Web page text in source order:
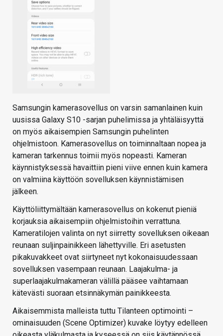
Samsungin kamerasovellus on varsin samanlainen kuin
uusissa Galaxy S10 -sarjan puhelimissa ja yhtäläisyyttä
on myös aikaisempien Samsungin puhelinten
ohjelmistoon. Kamerasovellus on toiminnaltaan nopea ja
kameran tarkennus toimii myös nopeasti. Kameran
käynnistyksessä havaittiin pieni viive ennen kuin kamera
on valmiina käyttöön sovelluksen käynnistämisen
jälkeen.
Käyttöliittymältään kamerasovellus on kokenut pieniä
korjauksia aikaisempiin ohjelmistoihin verrattuna.
Kameratilojen valinta on nyt siirretty sovelluksen oikeaan
reunaan suljinpainikkeen lähettyville. Eri asetusten
pikakuvakkeet ovat siirtyneet nyt kokonaisuudessaan
sovelluksen vasempaan reunaan. Laajakulma- ja
superlaajakulmakameran välillä pääsee vaihtamaan
kätevästi suoraan etsinnäkymän painikkeesta.
Aikaisemmista malleista tuttu Tilanteen optimointi –
ominaisuuden (Scene Optimizer) kuvake löytyy edelleen